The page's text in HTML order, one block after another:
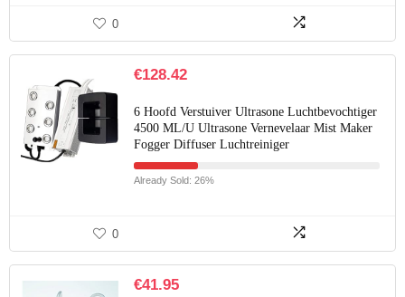
0
€128.42
6 Hoofd Verstuiver Ultrasone Luchtbevochtiger
4500 ML/U Ultrasone Vernevelaar Mist Maker
Fogger Diffuser Luchtreiniger
Already Sold: 26%
0
€41.95